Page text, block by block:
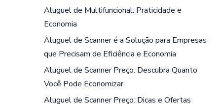
Aluguel de Multifuncional: Praticidade e
Economia
Aluguel de Scanner é a Solução para Empresas
que Precisam de Eficiência e Economia
Aluguel de Scanner Preço: Descubra Quanto
Você Pode Economizar
Aluguel de Scanner Preço: Dicas e Ofertas